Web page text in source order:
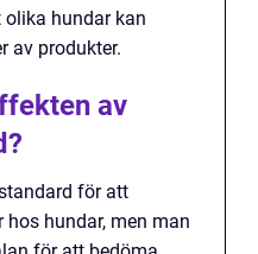
hundar kan
av produkter.
av
för att
hundar, men man